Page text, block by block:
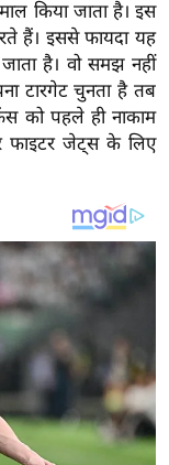
किया जाता है। इस
हैं। इससे फायदा यह
है। वो समझ नहीं
टारगेट चुनता है तब
को पहले ही नाकाम
फाइटर जेट्स के लिए